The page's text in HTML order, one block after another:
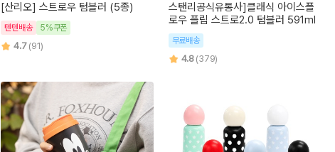
[산리오] 스트로우 텀블러 (5종)
텐텐배송 5%쿠폰
4.7 (91)
스탠리공식유통사]클래식 아이스플
로우 플립 스트로2.0 텀블러 591ml
무료배송
4.8 (379)